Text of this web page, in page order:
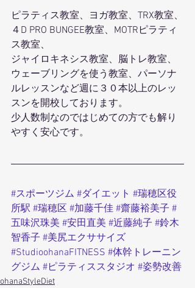
ピラティス教室、ヨガ教室、TRX教室、
４D PRO BUNGEE教室、MOTRピラティ
ス教室、
ジャイロキネシス教室、脳トレ教室、
ウェーブリングを使う教室、パーソナ
ルレッスンなど週に３０本以上のレッ
スンを開校しております。
少人数制なのではじめての方でも解り
やすく安心です。
#スポーツジム #ダイエット #瑞穂区役
所駅 #瑞穂区 #加藤千佳 #齋藤裕美子 #
五味沢珠美 #安田直美 #近藤純子 #鈴木
智香子 #美尻エクササイズ
#StudioohanaFITNESS #体幹トレーニン
グジム #ピラティススタジオ #姿勢改善
ohanaStyleDiet